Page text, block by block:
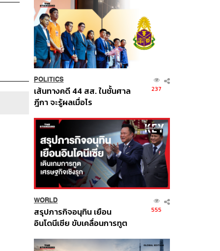
POLITICS
เส้นทางคดี 44 สส. ในชั้นศาล
ฎีกา จะรู้ผลเมื่อไร
237
WORLD
สรุปภารกิจอนุทิน เยือน
อินโดนีเซีย ขับเคลื่อนการทูต
ส่วนยุทธศาสตร์ไทย –
555